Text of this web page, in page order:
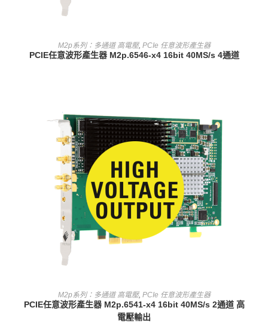
查看內容
M2p系列：多通道 高電壓, PCIe 任意波形產生器
PCIE任意波形產生器 M2p.6546-x4 16bit 40MS/s 4通道
查看內容
M2p系列：多通道 高電壓, PCIe 任意波形產生器
PCIE任意波形產生器 M2p.6541-x4 16bit 40MS/s 2通道 高
電壓輸出